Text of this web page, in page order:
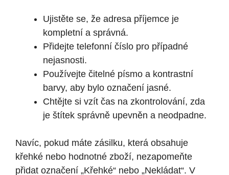
Ujistěte se, že adresa příjemce je
kompletní a správná.
Přidejte telefonní číslo pro případné
nejasnosti.
Používejte čitelné písmo a kontrastní
barvy, aby bylo označení jasné.
Chtějte si vzít čas na zkontrolování, zda
je štítek správně upevněn a neodpadne.
Navíc, pokud máte zásilku, která obsahuje
křehké nebo hodnotné zboží, nezapomeňte
přidat označení „Křehké“ nebo „Nekládat“. V